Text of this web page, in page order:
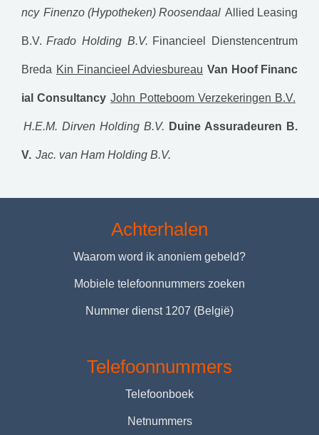
ncy Finenzo (Hypotheken) Roosendaal Allied Leasing
B.V. Frado Holding B.V. Financieel Dienstencentrum
Breda Kin Financieel Adviesbureau Van Hoof Financ
ial Consultancy John Potteboom Verzekeringen B.V.
H.E.M. Dirven Holding B.V. Duine Assuradeuren B.
V. Jac. van Ham Holding B.V.
Achterhalen
Waarom word ik anoniem gebeld?
Mobiele telefoonnummers zoeken
Nummer dienst 1207 (België)
Telefoonnummers
Telefoonboek
Netnummers